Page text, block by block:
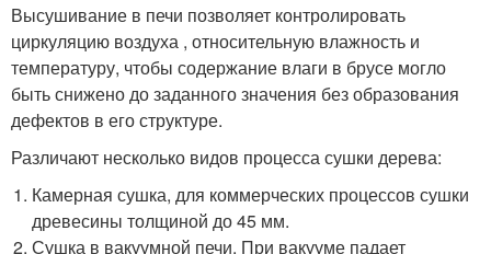
Высушивание в печи позволяет контролировать
циркуляцию воздуха , относительную влажность и
температуру, чтобы содержание влаги в брусе могло
быть снижено до заданного значения без образования
дефектов в его структуре.
Различают несколько видов процесса сушки дерева:
Камерная сушка, для коммерческих процессов сушки
древесины толщиной до 45 мм.
Сушка в вакуумной печи. При вакууме падает